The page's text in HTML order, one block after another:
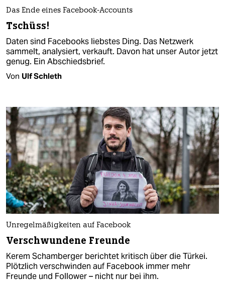
Das Ende eines Facebook-Accounts
Tschüss!
Daten sind Facebooks liebstes Ding. Das Netzwerk
sammelt, analysiert, verkauft. Davon hat unser Autor jetzt
genug. Ein Abschiedsbrief.
Von Ulf Schleth
Unregelmäßigkeiten auf Facebook
Verschwundene Freunde
Kerem Schamberger berichtet kritisch über die Türkei.
Plötzlich verschwinden auf Facebook immer mehr
Freunde und Follower – nicht nur bei ihm.